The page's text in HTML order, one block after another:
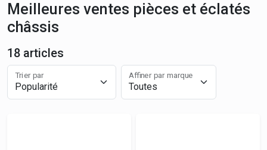
Meilleures ventes pièces et éclatés
châssis
18 articles
Trier par Affiner par marque